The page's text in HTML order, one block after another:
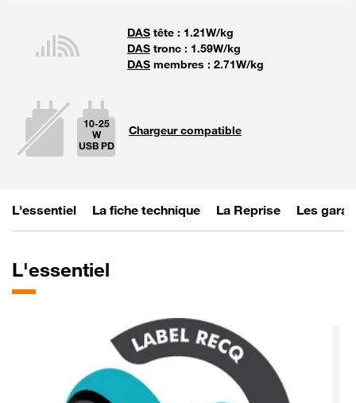
DAS tête : 1.21W/kg
DAS tronc : 1.59W/kg
DAS membres : 2.71W/kg
La
10-25
W
USB PD
Chargeur compatible
L'essentiel La fiche technique La Reprise Les
L'essentiel